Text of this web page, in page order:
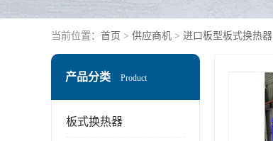
当前位置： 首页 > 供应商机 > 进口板型板式换热器
产品分类 Product
板式换热器